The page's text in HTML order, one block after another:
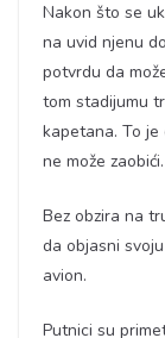
Nakon što se
na uvid njenu
potvrdu da
tom stadijumu
kapetana. To
ne može zaobići.
Bez obzira na
da objasni
avion.
Putnici su